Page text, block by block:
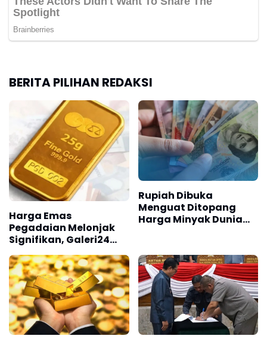
BERITA PILIHAN REDAKSI
Harga Emas
Pegadaian Melonjak
Signifikan, Galeri24
dan UBS Lanjutkan
Tren Positif
Rupiah Dibuka
Menguat Ditopang
Harga Minyak Dunia